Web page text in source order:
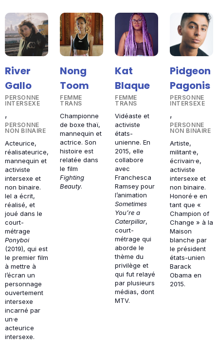
River
Gallo
PERSONNE
INTERSEXE
,
PERSONNE
NON BINAIRE
Acteurice,
réalisateurice,
mannequin et
activiste
intersexe et
non binaire.
Iel a écrit,
réalisé, et
joué dans le
court-
métrage
Ponyboi
(2019), qui est
le premier film
à mettre à
l’écran un
personnage
ouvertement
intersexe
incarné par
un·e
acteurice
intersexe.
Nong
Toom
FEMME
TRANS
Championne
de boxe thaï,
mannequin et
actrice. Son
histoire est
relatée dans
le film
Fighting
Beauty.
Kat
Blaque
FEMME
TRANS
Vidéaste et
activiste
états-
unienne. En
2015, elle
collabore
avec
Franchesca
Ramsey pour
l’animation
Sometimes
You’re a
Caterpillar,
court-
métrage qui
aborde le
thème du
privilège et
qui fut relayé
par plusieurs
médias, dont
MTV.
Pidgeon
Pagonis
PERSONNE
INTERSEXE
,
PERSONNE
NON BINAIRE
Artiste,
militant·e,
écrivain·e,
activiste
intersexe et
non binaire.
Honoré·e en
tant que «
Champion of
Change » à la
Maison
blanche par
le président
états-unien
Barack
Obama en
2015.